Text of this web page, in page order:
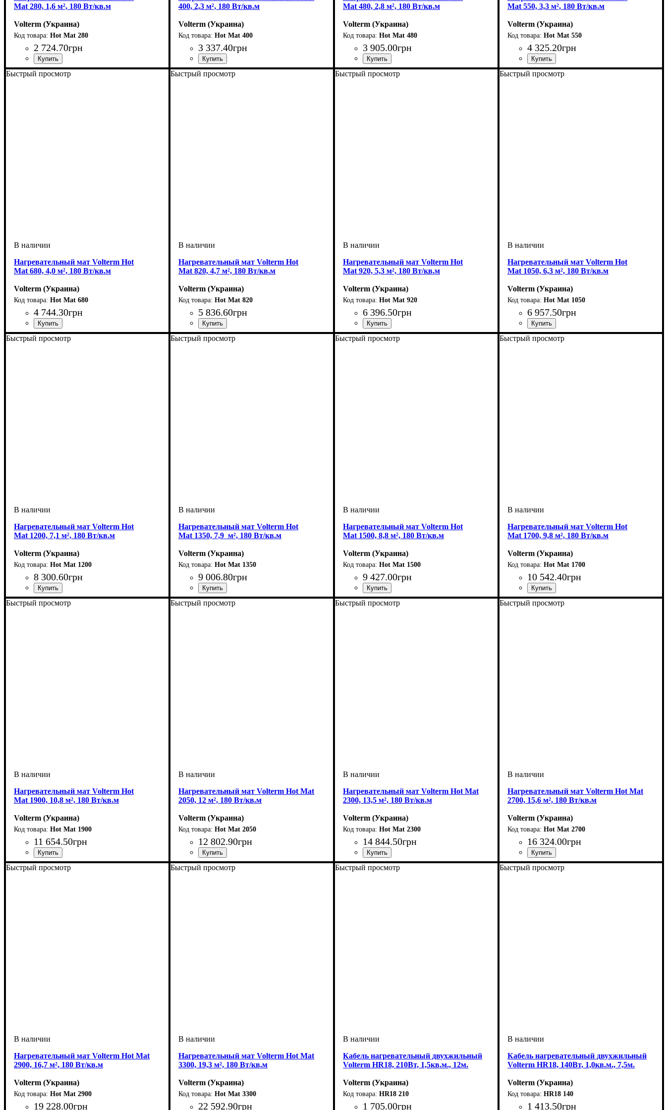
Mat 280, 1,6 м², 180 Вт/кв.м
Volterm (Украина)
Hot Mat 280
2 724.70грн
Тип кабеля: двухжильный
Площадь укладки, м2: 1-2
Мощность, Вт: 280
Серия: Hot Mat
400, 2,3 м², 180 Вт/кв.м
Volterm (Украина)
Hot Mat 400
3 337.40грн
Тип кабеля: двухжильный
Площадь укладки, м2: 2-3
Мощность, Вт: 400
Серия: Hot Mat
Mat 480, 2,8 м², 180 Вт/кв.м
Volterm (Украина)
Hot Mat 480
3 905.00грн
Тип кабеля: двухжильный
Площадь укладки, м2: 2-3
Мощность, Вт: 480
Серия: Hot Mat
Mat 550, 3,3 м², 180 Вт/кв.м
Volterm (Украина)
Hot Mat 550
4 325.20грн
Тип кабеля: двухжильный
Площадь укладки, м2: 3-4
Мощность, Вт: 550
Серия: Hot Mat
Быстрый просмотр
Нагревательный мат Volterm Hot
Mat 680, 4,0 м², 180 Вт/кв.м
Volterm (Украина)
Hot Mat 680
4 744.30грн
Тип кабеля: двухжильный
Площадь укладки, м2: 3-4
Мощность, Вт: 680
Серия: Hot Mat
Быстрый просмотр
Нагревательный мат Volterm Hot
Mat 820, 4,7 м², 180 Вт/кв.м
Volterm (Украина)
Hot Mat 820
5 836.60грн
Тип кабеля: двухжильный
Площадь укладки, м2: 4-5
Мощность, Вт: 820
Серия: Hot Mat
Быстрый просмотр
Нагревательный мат Volterm Hot
Mat 920, 5,3 м², 180 Вт/кв.м
Volterm (Украина)
Hot Mat 920
6 396.50грн
Тип кабеля: двухжильный
Площадь укладки, м2: 5-6
Мощность, Вт: 920
Серия: Hot Mat
Быстрый просмотр
Нагревательный мат Volterm Hot
Mat 1050, 6,3 м², 180 Вт/кв.м
Volterm (Украина)
Hot Mat 1050
6 957.50грн
Тип кабеля: двухжильный
Площадь укладки, м2: 6-7
Мощность, Вт: 1050
Серия: Hot Mat
Быстрый просмотр
Нагревательный мат Volterm Hot
Mat 1200, 7,1 м², 180 Вт/кв.м
Volterm (Украина)
Hot Mat 1200
8 300.60грн
Тип кабеля: двухжильный
Площадь укладки, м2: 7-8
Мощность, Вт: 1200
Серия: Hot Mat
Быстрый просмотр
Нагревательный мат Volterm Hot
Mat 1350, 7,9 м², 180 Вт/кв.м
Volterm (Украина)
Hot Mat 1350
9 006.80грн
Тип кабеля: двухжильный
Площадь укладки, м2: 7-8
Мощность, Вт: 1350
Серия: Hot Mat
Быстрый просмотр
Нагревательный мат Volterm Hot
Mat 1500, 8,8 м², 180 Вт/кв.м
Volterm (Украина)
Hot Mat 1500
9 427.00грн
Тип кабеля: двухжильный
Площадь укладки, м2: 8-9
Мощность, Вт: 1500
Серия: Hot Mat
Быстрый просмотр
Нагревательный мат Volterm Hot
Mat 1700, 9,8 м², 180 Вт/кв.м
Volterm (Украина)
Hot Mat 1700
10 542.40грн
Тип кабеля: двухжильный
Площадь укладки, м2: 9-10
Мощность, Вт: 1700
Серия: Hot Mat
Быстрый просмотр
Нагревательный мат Volterm Hot
Mat 1900, 10,8 м², 180 Вт/кв.м
Volterm (Украина)
Hot Mat 1900
11 654.50грн
Тип кабеля: двухжильный
Площадь укладки, м2: 10-11
Мощность, Вт: 1900
Серия: Hot Mat
Быстрый просмотр
Нагревательный мат Volterm Hot Mat
2050, 12 м², 180 Вт/кв.м
Volterm (Украина)
Hot Mat 2050
12 802.90грн
Тип кабеля: двухжильный
Площадь укладки, м2: 11-12
Мощность, Вт: 2050
Серия: Hot Mat
Быстрый просмотр
Нагревательный мат Volterm Hot Mat
2300, 13,5 м², 180 Вт/кв.м
Volterm (Украина)
Hot Mat 2300
14 844.50грн
Тип кабеля: двухжильный
Площадь укладки, м2: 13-14
Мощность, Вт: 2300
Серия: Hot Mat
Быстрый просмотр
Нагревательный мат Volterm Hot Mat
2700, 15,6 м², 180 Вт/кв.м
Volterm (Украина)
Hot Mat 2700
16 324.00грн
Тип кабеля: двухжильный
Площадь укладки, м2: 15-16
Мощность, Вт: 2700
Серия: Hot Mat
Быстрый просмотр
Нагревательный мат Volterm Hot Mat
2900, 16,7 м², 180 Вт/кв.м
Volterm (Украина)
Hot Mat 2900
19 228.00грн
Быстрый просмотр
Нагревательный мат Volterm Hot Mat
3300, 19,3 м², 180 Вт/кв.м
Volterm (Украина)
Hot Mat 3300
22 592.90грн
Быстрый просмотр
Кабель нагревательный двухжильный
Volterm HR18, 210Вт, 1,5кв.м., 12м.
Volterm (Украина)
HR18 210
1 705.00грн
Быстрый просмотр
Кабель нагревательный двухжильный
Volterm HR18, 140Вт, 1,0кв.м., 7,5м.
Volterm (Украина)
HR18 140
1 413.50грн